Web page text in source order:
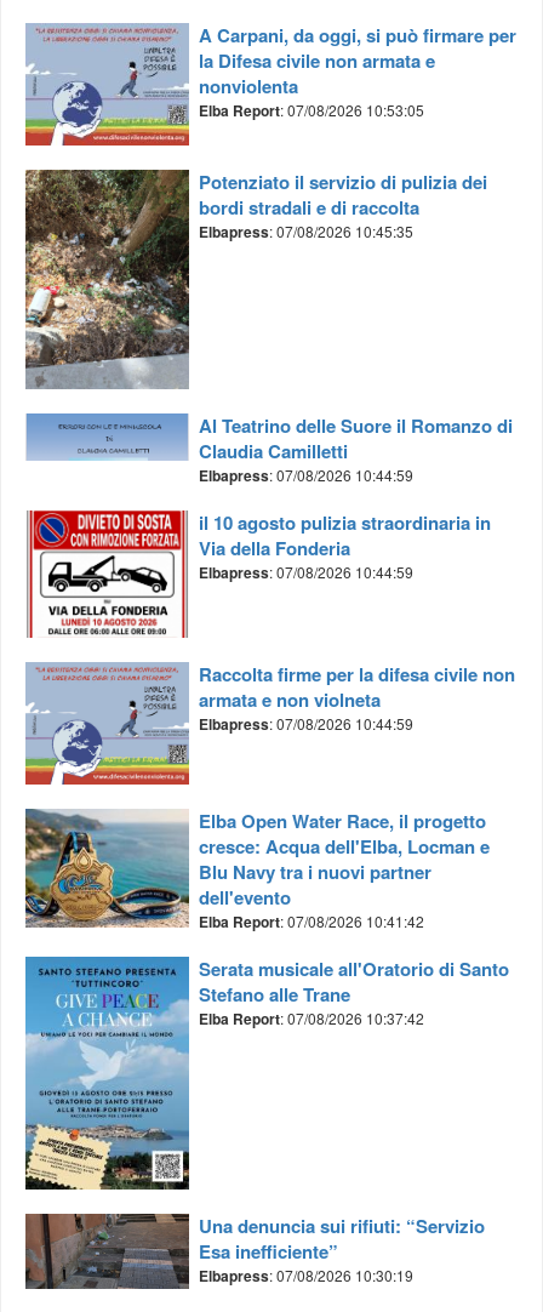
A Carpani, da oggi, si può firmare per
la Difesa civile non armata e
nonviolenta
Elba Report: 07/08/2026 10:53:05
Potenziato il servizio di pulizia dei
bordi stradali e di raccolta
Elbapress: 07/08/2026 10:45:35
Al Teatrino delle Suore il Romanzo di
Claudia Camilletti
Elbapress: 07/08/2026 10:44:59
il 10 agosto pulizia straordinaria in
Via della Fonderia
Elbapress: 07/08/2026 10:44:59
Raccolta firme per la difesa civile non
armata e non violneta
Elbapress: 07/08/2026 10:44:59
Elba Open Water Race, il progetto
cresce: Acqua dell'Elba, Locman e
Blu Navy tra i nuovi partner
dell'evento
Elba Report: 07/08/2026 10:41:42
Serata musicale all'Oratorio di Santo
Stefano alle Trane
Elba Report: 07/08/2026 10:37:42
Una denuncia sui rifiuti: “Servizio
Esa inefficiente”
Elbapress: 07/08/2026 10:30:19